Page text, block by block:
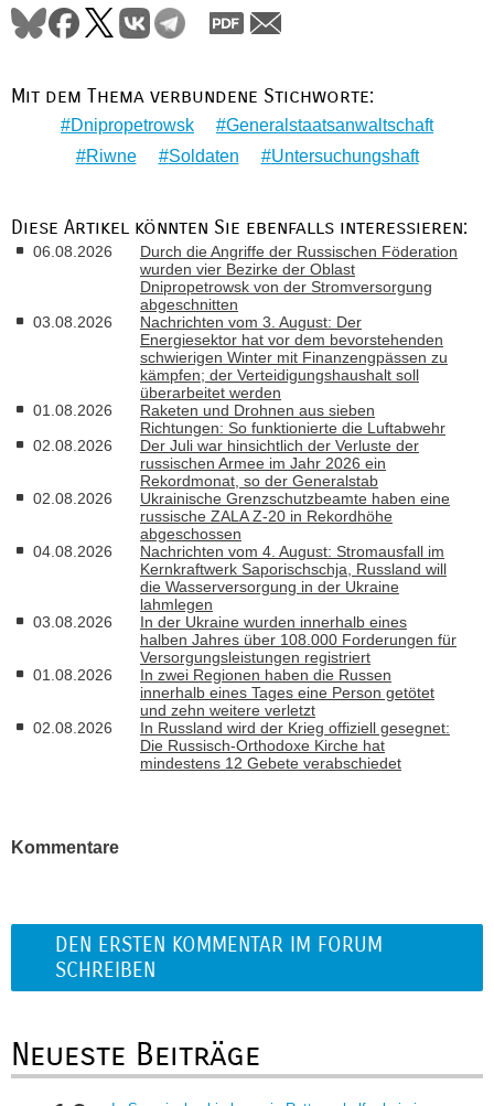
Mit dem Thema verbundene Stichworte:
Dnipropetrowsk
Generalstaatsanwaltschaft
Riwne
Soldaten Untersuchungshaft
Diese Artikel könnten Sie ebenfalls interessieren:
06.08.2026
Durch die Angriffe der Russischen Föderation
wurden vier Bezirke der Oblast
Dnipropetrowsk von der Stromversorgung
abgeschnitten
03.08.2026
Nachrichten vom 3. August: Der
Energiesektor hat vor dem bevorstehenden
schwierigen Winter mit Finanzengpässen zu
kämpfen; der Verteidigungshaushalt soll
überarbeitet werden
01.08.2026
Raketen und Drohnen aus sieben
Richtungen: So funktionierte die Luftabwehr
02.08.2026
Der Juli war hinsichtlich der Verluste der
russischen Armee im Jahr 2026 ein
Rekordmonat, so der Generalstab
02.08.2026
Ukrainische Grenzschutzbeamte haben eine
russische ZALA Z-20 in Rekordhöhe
abgeschossen
04.08.2026
Nachrichten vom 4. August: Stromausfall im
Kernkraftwerk Saporischschja, Russland will
die Wasserversorgung in der Ukraine
lahmlegen
03.08.2026
In der Ukraine wurden innerhalb eines
halben Jahres über 108.000 Forderungen für
Versorgungsleistungen registriert
01.08.2026
In zwei Regionen haben die Russen
innerhalb eines Tages eine Person getötet
und zehn weitere verletzt
02.08.2026
In Russland wird der Krieg offiziell gesegnet:
Die Russisch-Orthodoxe Kirche hat
mindestens 12 Gebete verabschiedet
Kommentare
DEN ERSTEN KOMMENTAR IM FORUM
SCHREIBEN
Neueste Beiträge